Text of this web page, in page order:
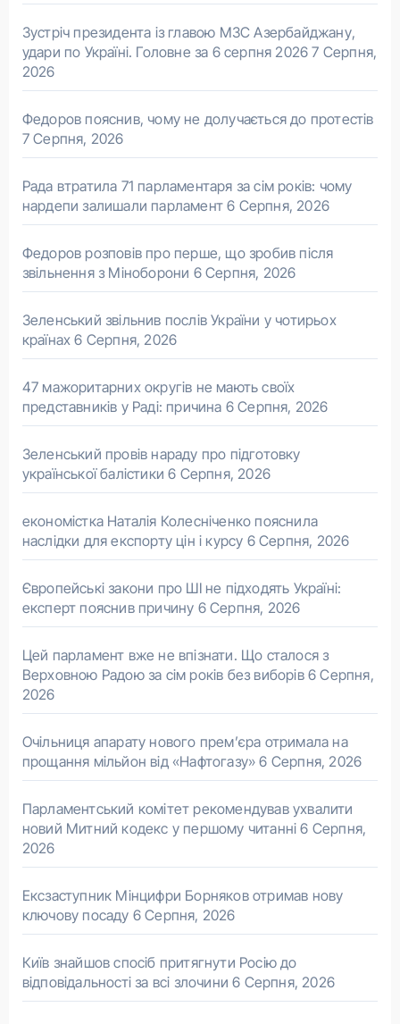
Зустріч президента із главою МЗС Азербайджану,
удари по Україні. Головне за 6 серпня 2026 7 Серпня,
2026
Федоров пояснив, чому не долучається до протестів
7 Серпня, 2026
Рада втратила 71 парламентаря за сім років: чому
нардепи залишали парламент 6 Серпня, 2026
Федоров розповів про перше, що зробив після
звільнення з Міноборони 6 Серпня, 2026
Зеленський звільнив послів України у чотирьох
країнах 6 Серпня, 2026
47 мажоритарних округів не мають своїх
представників у Раді: причина 6 Серпня, 2026
Зеленський провів нараду про підготовку
української балістики 6 Серпня, 2026
економістка Наталія Колесніченко пояснила
наслідки для експорту цін і курсу 6 Серпня, 2026
Європейські закони про ШІ не підходять Україні:
експерт пояснив причину 6 Серпня, 2026
Цей парламент вже не впізнати. Що сталося з
Верховною Радою за сім років без виборів 6 Серпня,
2026
Очільниця апарату нового прем’єра отримала на
прощання мільйон від «Нафтогазу» 6 Серпня, 2026
Парламентський комітет рекомендував ухвалити
новий Митний кодекс у першому читанні 6 Серпня,
2026
Ексзаступник Мінцифри Борняков отримав нову
ключову посаду 6 Серпня, 2026
Київ знайшов спосіб притягнути Росію до
відповідальності за всі злочини 6 Серпня, 2026